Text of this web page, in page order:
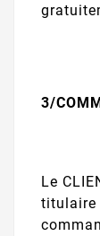
3/
Le
titulaire